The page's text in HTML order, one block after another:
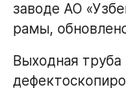
заводе АО
рамы,
Выходная